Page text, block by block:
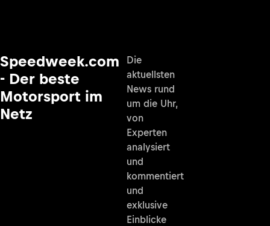
Speedweek.com
- Der beste
Motorsport im
Netz
Die
aktuellsten
News rund
um die Uhr,
von
Experten
analysiert
und
kommentiert
und
exklusive
Einblicke